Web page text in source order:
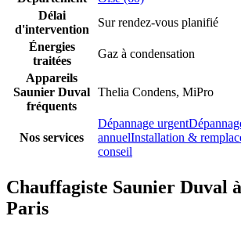
Délai
d'intervention
Sur rendez-vous planifié
Énergies
traitées
Gaz à condensation
Appareils
Saunier Duval
fréquents
Thelia Condens, MiPro
Nos services
Dépannage urgent
annuelInstallation &
conseil
Chauffagiste Saunier Duval
Paris